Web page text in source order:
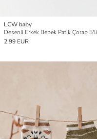
LCW baby
Desenli Erkek Bebek Patik Çorap 5'li
2.99 EUR